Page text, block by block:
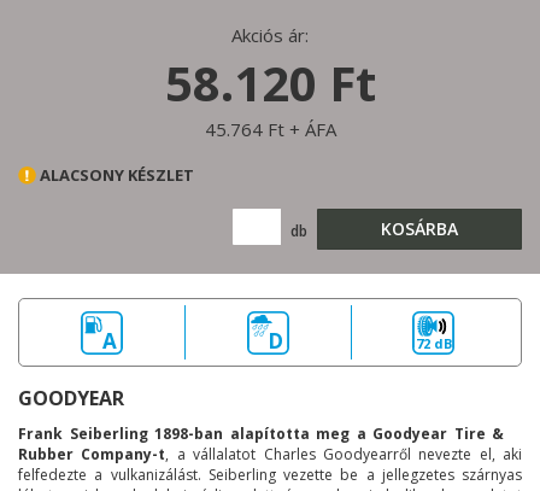
Akciós ár:
58.120 Ft
45.764 Ft + ÁFA
ALACSONY KÉSZLET
db KOSÁRBA
A D 72 dB
GOODYEAR
Frank Seiberling 1898-ban alapította meg a Goodyear Tire &
Rubber Company-t, a vállalatot Charles Goodyearről nevezte el, aki
felfedezte a vulkanizálást. Seiberling vezette be a jellegzetes szárnyas